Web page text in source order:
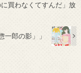
買わなくてすんだ」放
郎の影」」